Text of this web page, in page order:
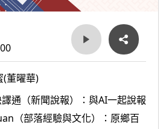
(董曜華)
通（新聞說報）：與AI一起說報